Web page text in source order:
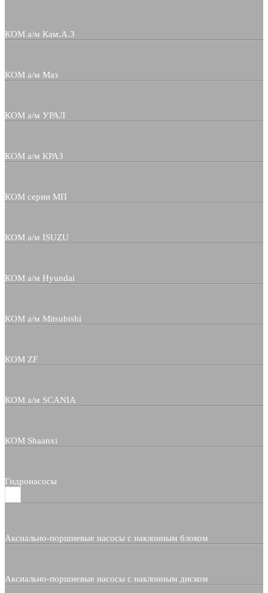
КОМ а/м Кам.А.З
КОМ а/м Маз
КОМ а/м УРАЛ
КОМ а/м КРАЗ
КОМ серии МП
КОМ а/м ISUZU
КОМ а/м Hyundai
КОМ а/м Mitsubishi
КОМ ZF
КОМ а/м SCANIA
КОМ Shaanxi
Гидронасосы
Аксиально-поршневые насосы с наклонным блоком
Аксиально-поршневые насосы с наклонным диском